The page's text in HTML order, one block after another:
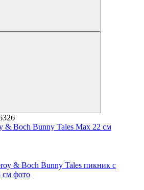
& Boch Bunny Tales Max 22 см